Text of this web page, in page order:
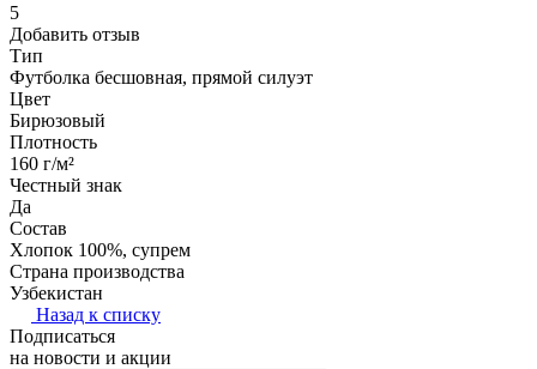
5
Добавить отзыв
Тип
Футболка бесшовная, прямой силуэт
Цвет
Бирюзовый
Плотность
160 г/м²
Честный знак
Да
Состав
Хлопок 100%, супрем
Страна производства
Узбекистан
Назад к списку
Подписаться
на новости и акции